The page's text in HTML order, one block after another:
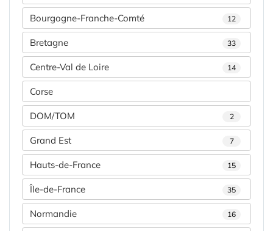
Bourgogne-Franche-Comté 12
Bretagne 33
Centre-Val de Loire 14
Corse
DOM/TOM 2
Grand Est 7
Hauts-de-France 15
Île-de-France 35
Normandie 16